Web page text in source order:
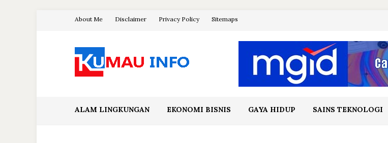
About Me Disclaimer Privacy Policy Sitemaps
ALAM LINGKUNGAN EKONOMI BISNIS GAYA HIDUP SAINS TEKNOLOGI